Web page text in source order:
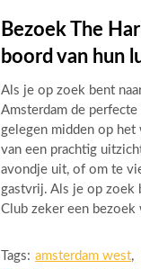
Bezoek The
boord van hun
Als je op zoek bent
Amsterdam de
gelegen midden op
van een prachtig
avondje uit, of om te
gastvrij. Als je op zoek
Club zeker een bezoek
Tags: amsterdam west,